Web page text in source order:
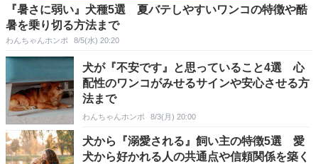
『暑さに弱い』犬種5選 夏バテしやすいワンコの特徴や酷
暑を乗り切る方法まで
わんちゃんホンポ 8/5(水) 20:20
犬が『不安です』と思っていること4選 心
配性のワンコがみせるサインや安心させる方
法まで
わんちゃんホンポ 8/3(月) 20:00
犬から『溺愛される』飼い主の特徴5選 愛
犬から好かれる人の共通点や信頼関係を築く